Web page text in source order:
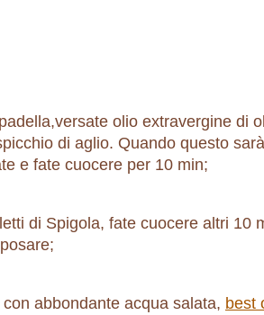
olio extravergine di
di aglio. Quando questo
e fate cuocere per 10 min;
di Spigola, fate cuocere altri 10
abbondante acqua salata, best